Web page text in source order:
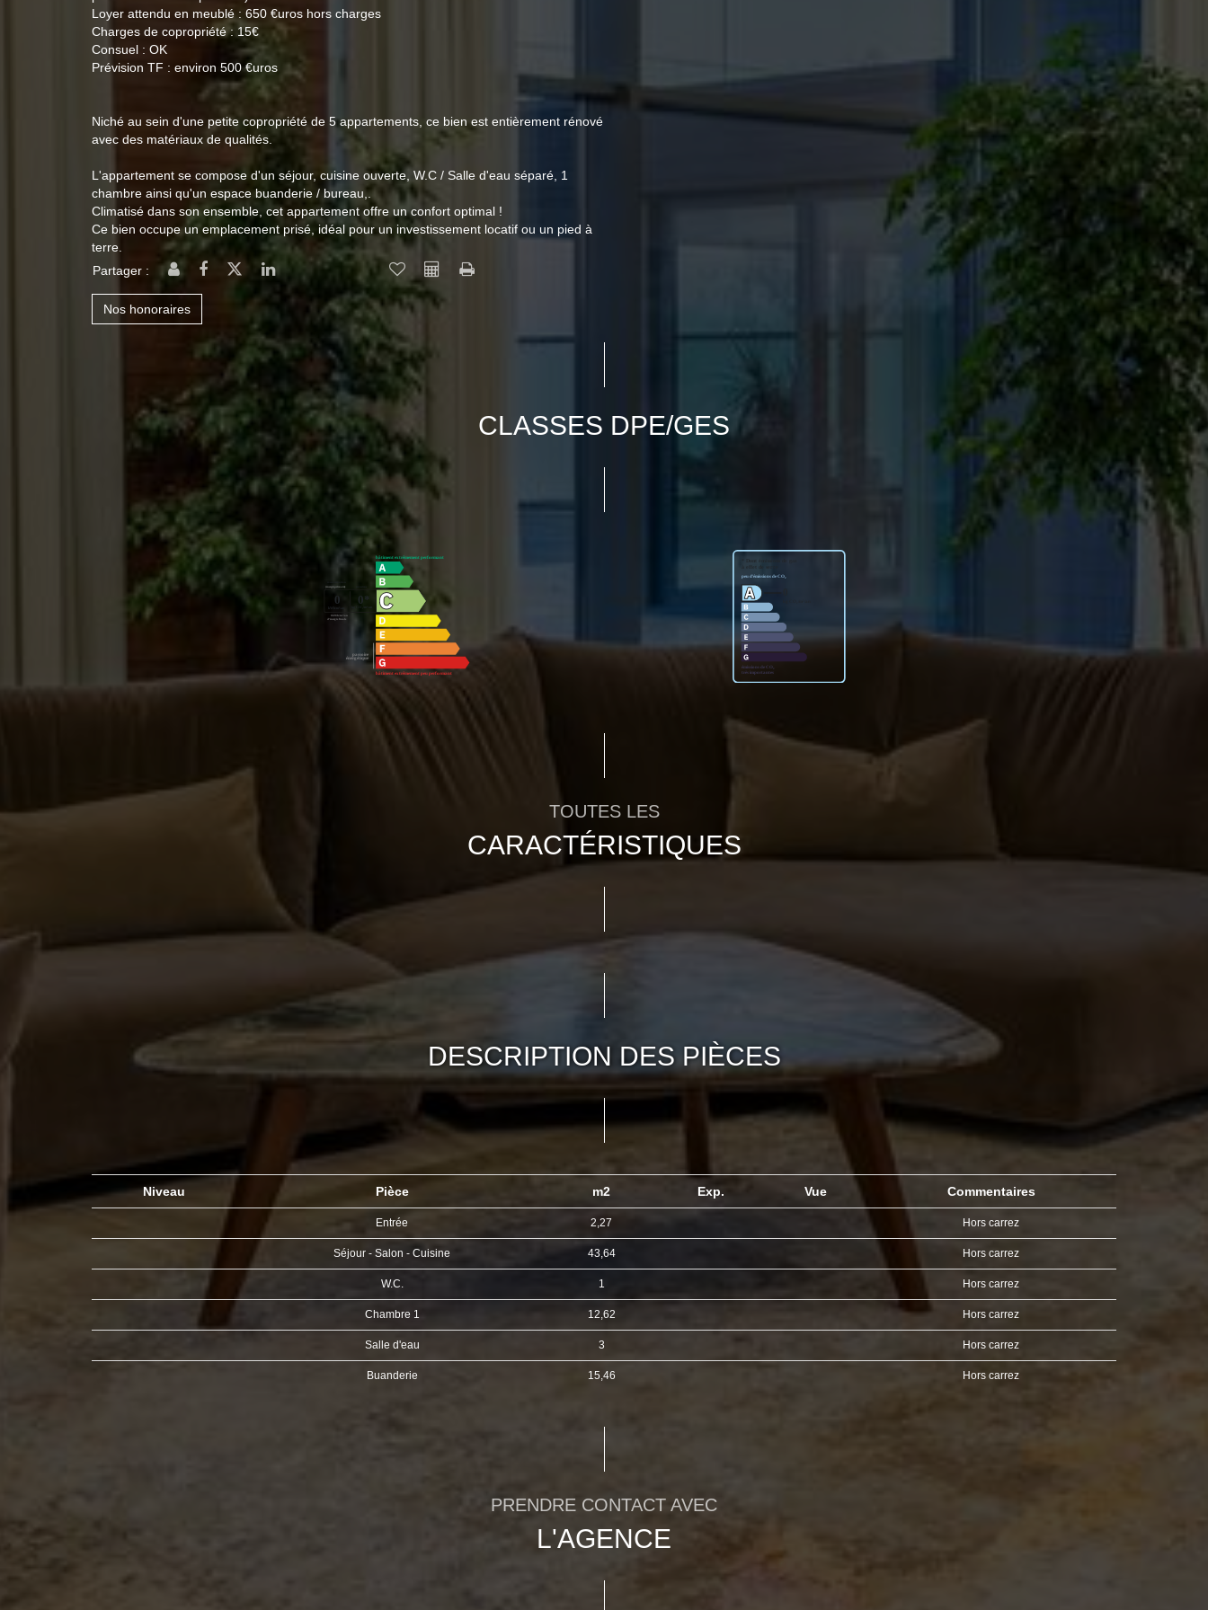
Loyer attendu en meublé : 650 €uros hors charges
Charges de copropriété : 15€
Consuel : OK
Prévision TF : environ 500 €uros
Niché au sein d'une petite copropriété de 5 appartements, ce bien est entièrement rénové
avec des matériaux de qualités.
L'appartement se compose d'un séjour, cuisine ouverte, W.C / Salle d'eau séparé, 1
chambre ainsi qu'un espace buanderie / bureau,.
Climatisé dans son ensemble, cet appartement offre un confort optimal !
Ce bien occupe un emplacement prisé, idéal pour un investissement locatif ou un pied à
terre.
Partager :
Nos honoraires
CLASSES DPE/GES
TOUTES LES
CARACTÉRISTIQUES
DESCRIPTION DES PIÈCES
Niveau Pièce m2 Exp. Vue Commentaires
Entrée 2,27 Hors carrez
Séjour - Salon - Cuisine 43,64 Hors carrez
W.C. 1 Hors carrez
Chambre 1 12,62 Hors carrez
Salle d'eau 3 Hors carrez
Buanderie 15,46 Hors carrez
PRENDRE CONTACT AVEC
L'AGENCE